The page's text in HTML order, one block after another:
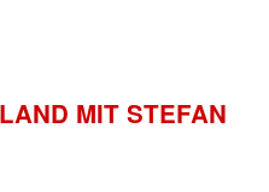
MIT STEFAN